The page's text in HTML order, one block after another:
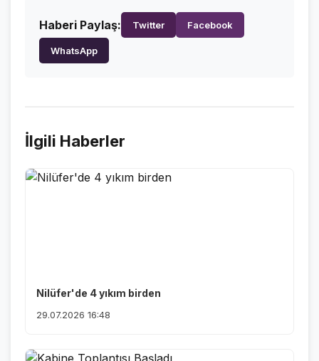
KURUMSAL
İLETİŞİM
Haberi Paylaş: Twitter Facebook
WhatsApp
İlgili Haberler
Nilüfer'de 4 yıkım birden
29.07.2026 16:48